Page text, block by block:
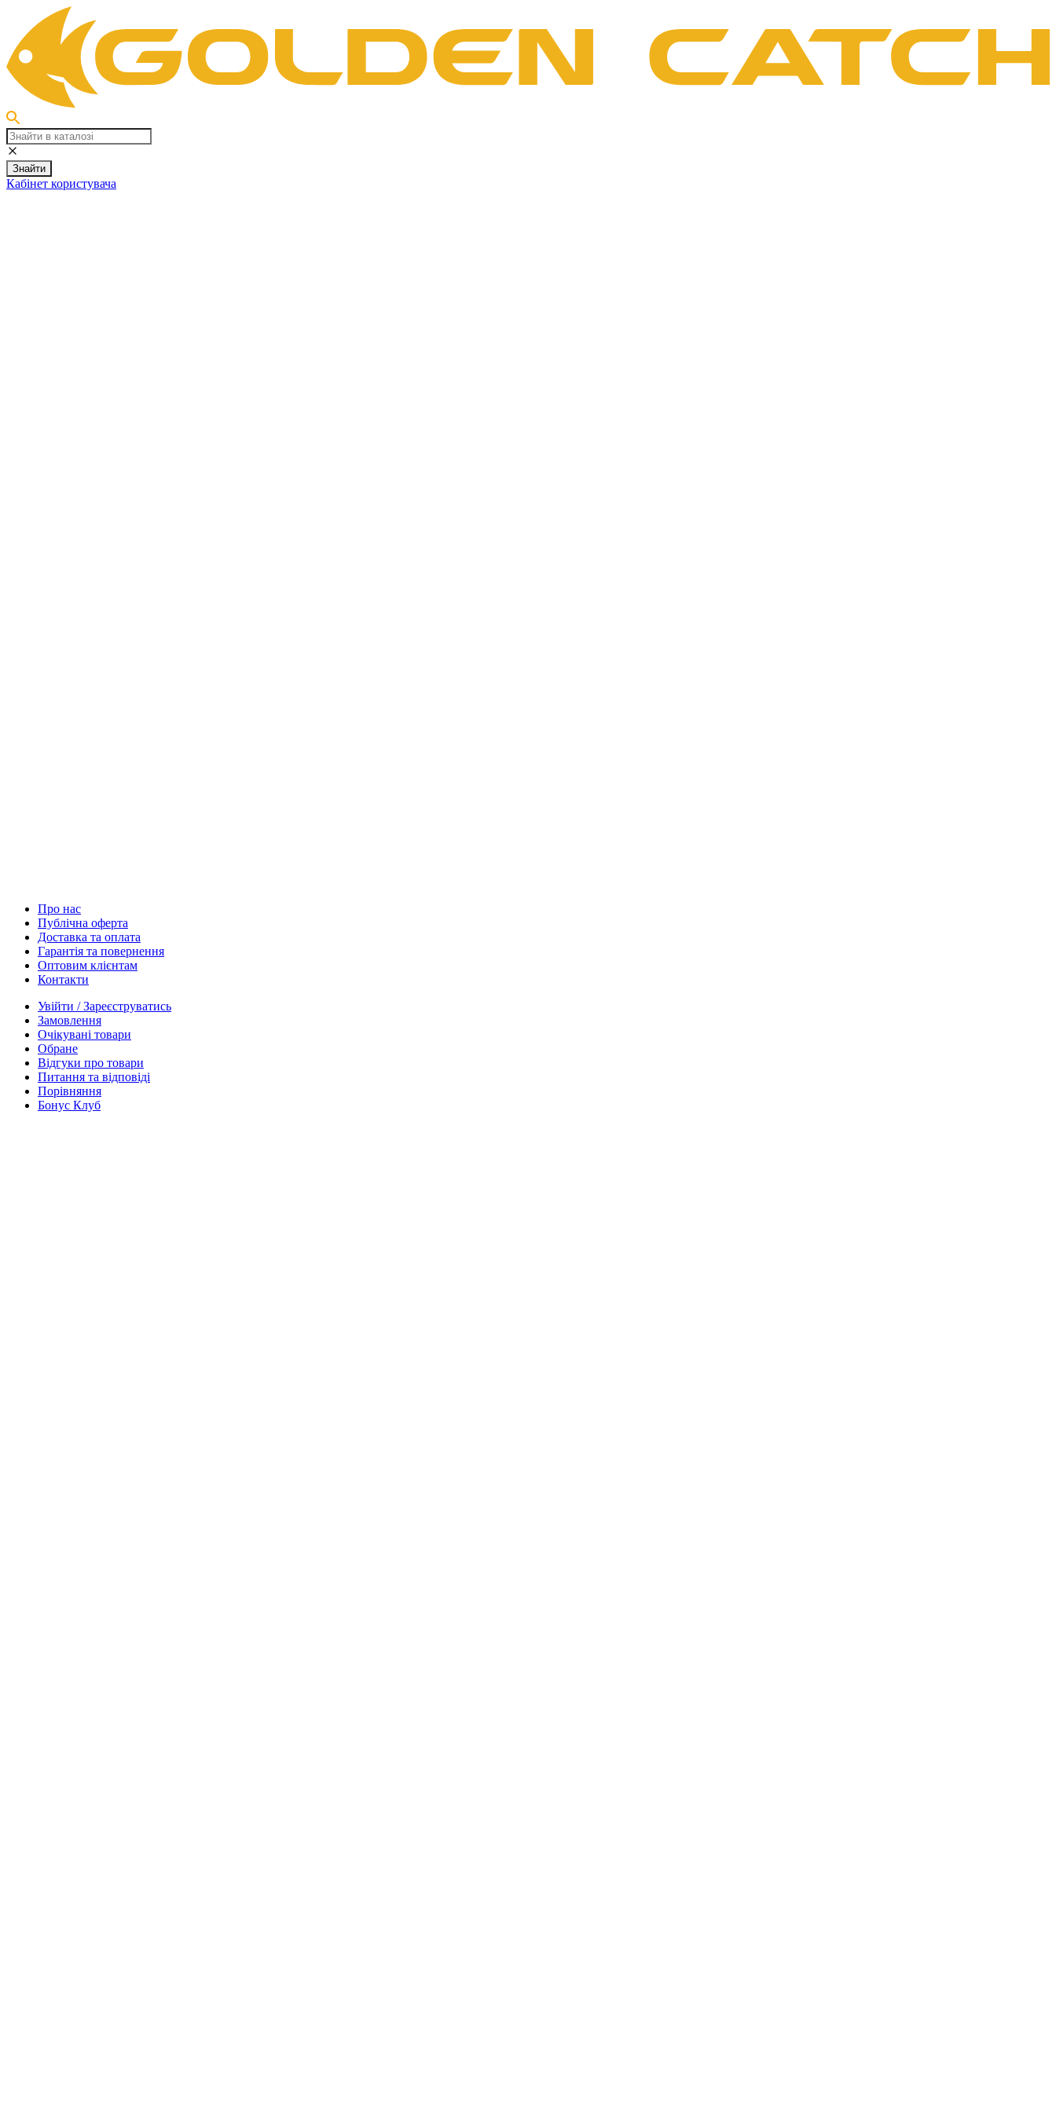
Знайти
Кабінет користувача
Про нас
Публічна оферта
Доставка та оплата
Гарантія та повернення
Оптовим клієнтам
Контакти
Увійти / Зареєструватись
Замовлення
Очікувані товари
Обране
Відгуки про товари
Питання та відповіді
Порівняння
Бонус Клуб